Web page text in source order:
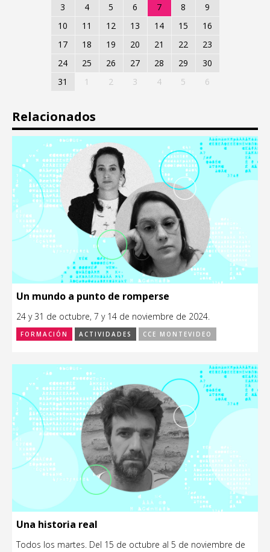
3
4 5 6 7 8
9
10
11 12 13 14 15
16
17
18 19 20 21 22
23
24
25 26 27 28 29
30
31
1 2 3 4 5 6
Relacionados
Un mundo a punto de romperse
24 y 31 de octubre, 7 y 14 de noviembre de 2024.
FORMACIÓN ACTIVIDADES CCE MONTEVIDEO
Una historia real
Todos los martes. Del 15 de octubre al 5 de noviembre de